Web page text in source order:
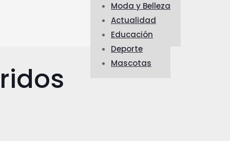
Moda y Belleza
Actualidad
Educación
Deporte
Mascotas